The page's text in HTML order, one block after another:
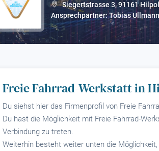
Siegertstrasse 3,91161
Ansprechpartner: Tobias Ullmann
Freie Fahrrad-Werkstatt in
Du siehst hier das Firmenprofil von Freie
Du hast die Möglichkeit mit Freie Fahrrad-
Verbindung zu treten.
Weiterhin besteht weiter unten die